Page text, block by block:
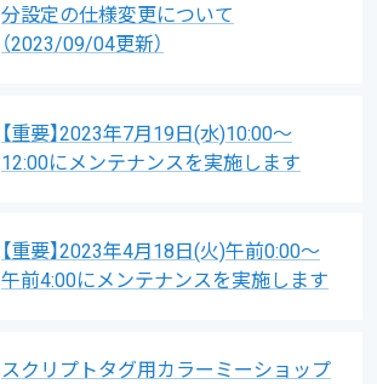
分設定の仕様変更について
（2023/09/04更新）
【重要】2023年7月19日(水)10:00〜
12:00にメンテナンスを実施します
【重要】2023年4月18日(火)午前0:00〜
午前4:00にメンテナンスを実施します
スクリプトタグ用カラーミーショップ